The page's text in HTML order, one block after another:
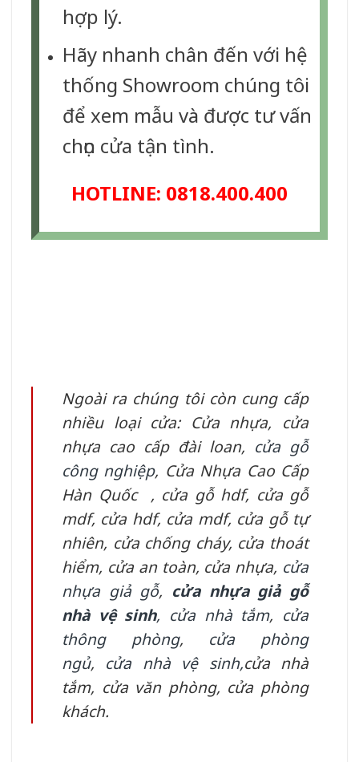
hợp lý.
Hãy nhanh chân đến với hệ
thống Showroom chúng tôi
để xem mẫu và được tư vấn
chọn cửa tận tình.
HOTLINE: 0818.400.400
Ngoài ra chúng tôi còn cung cấp
nhiều loại cửa: Cửa nhựa, cửa
nhựa cao cấp đài loan, cửa gỗ
công nghiệp, Cửa Nhựa Cao Cấp
Hàn Quốc
, cửa gỗ hdf, cửa gỗ
mdf, cửa hdf, cửa mdf, cửa gỗ tự
nhiên, cửa chống cháy, cửa thoát
hiểm, cửa an toàn, cửa nhựa, cửa
nhựa giả gỗ, cửa nhựa giả gỗ
nhà vệ sinh, cửa nhà tắm, cửa
thông phòng, cửa phòng
ngủ, cửa nhà vệ sinh,cửa nhà
tắm, cửa văn phòng, cửa phòng
khách.